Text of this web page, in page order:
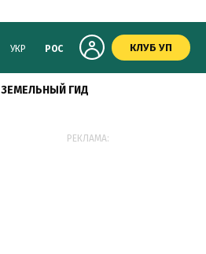
УКР РОС КЛУБ УП
ЗЕМЕЛЬНЫЙ ГИД
РЕКЛАМА: